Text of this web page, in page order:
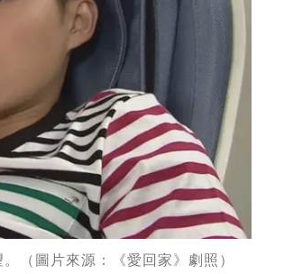
（圖片來源：《愛回家》劇照）